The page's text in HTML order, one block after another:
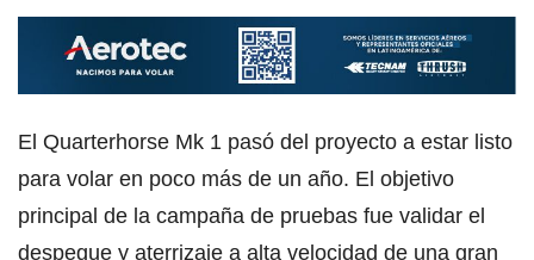
El Quarterhorse Mk 1 pasó del proyecto a estar listo
para volar en poco más de un año. El objetivo
principal de la campaña de pruebas fue validar el
despegue y aterrizaje a alta velocidad de una gran